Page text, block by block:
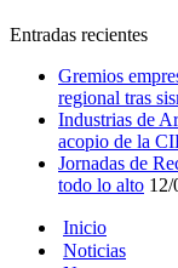
Entradas recientes
Gremios
regional tras
Industrias de
acopio de la
Jornadas de
todo lo alto 12/
Inicio
Noticias